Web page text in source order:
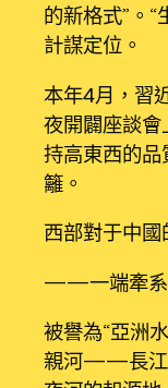
的新格式”。“
計謀定位。
本年4月，習
夜開闢座談會
持高東西的
籬。
西部對于中國
——一端牽系
被譽為“亞洲
親河——長江